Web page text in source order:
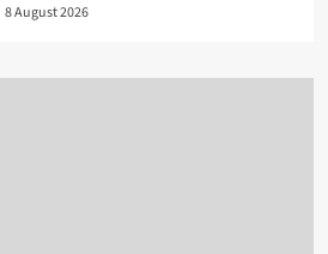
8 August 2026